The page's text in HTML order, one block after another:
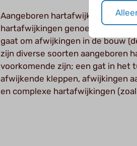
Aangeboren hartafwijkingen, ook
hartafwijkingen genoemd, zijn bij
gaat om afwijkingen in de bouw
zijn diverse soorten aangeboren
voorkomende zijn; een gat in het
afwijkende kleppen, afwijkingen
en complexe hartafwijkingen